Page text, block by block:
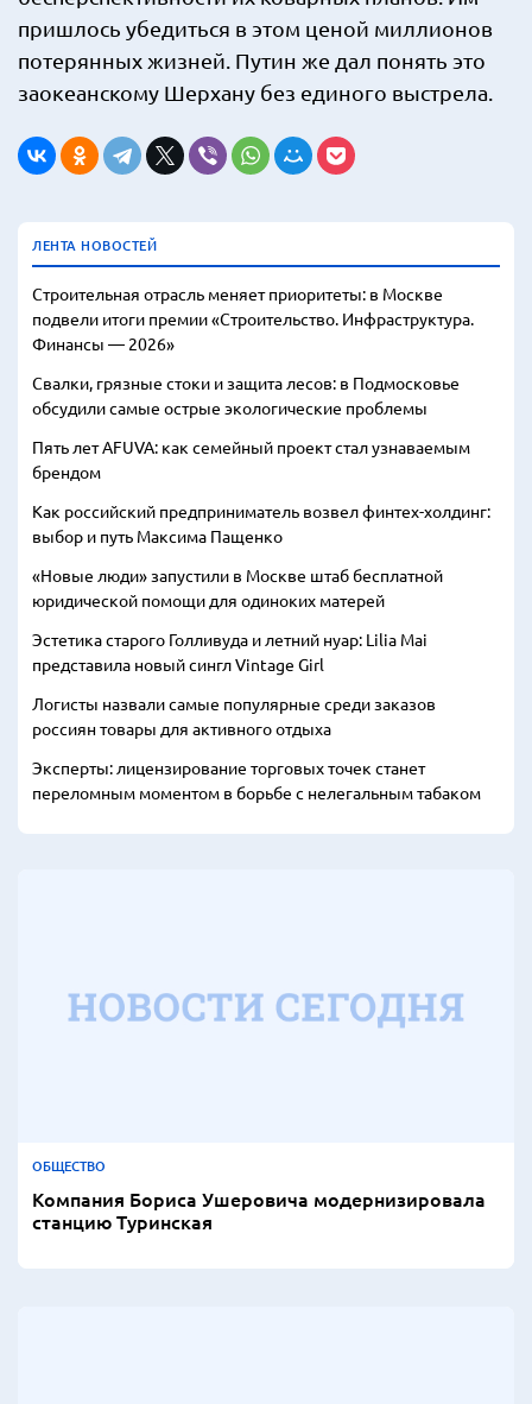
пришлось убедиться в этом ценой миллионов
потерянных жизней. Путин же дал понять это
заокеанскому Шерхану без единого выстрела.
ЛЕНТА НОВОСТЕЙ
Строительная отрасль меняет приоритеты: в Москве
подвели итоги премии «Строительство. Инфраструктура.
Финансы — 2026»
Свалки, грязные стоки и защита лесов: в Подмосковье
обсудили самые острые экологические проблемы
Пять лет AFUVA: как семейный проект стал узнаваемым
брендом
Как российский предприниматель возвел финтех-холдинг:
выбор и путь Максима Пащенко
«Новые люди» запустили в Москве штаб бесплатной
юридической помощи для одиноких матерей
Эстетика старого Голливуда и летний нуар: Lilia Mai
представила новый сингл Vintage Girl
Логисты назвали самые популярные среди заказов
россиян товары для активного отдыха
Эксперты: лицензирование торговых точек станет
переломным моментом в борьбе с нелегальным табаком
ОБЩЕСТВО
Компания Бориса Ушеровича модернизировала
станцию Туринская